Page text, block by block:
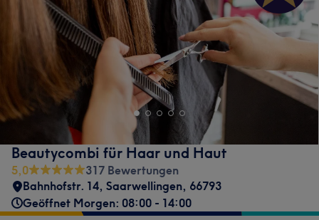
Beautycombi für Haar und Haut
5,0
317 Bewertungen
Bahnhofstr. 14, Saarwellingen, 66793
Geöffnet Morgen: 08:00 - 14:00